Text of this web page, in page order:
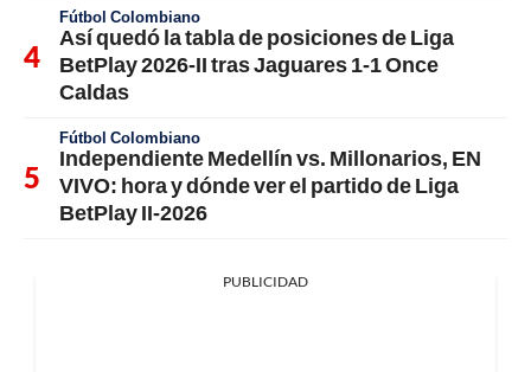
Fútbol Colombiano
Así quedó la tabla de posiciones de Liga
BetPlay 2026-II tras Jaguares 1-1 Once
Caldas
Fútbol Colombiano
Independiente Medellín vs. Millonarios, EN
VIVO: hora y dónde ver el partido de Liga
BetPlay II-2026
PUBLICIDAD